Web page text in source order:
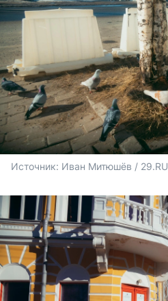
Источник: Иван Митюшёв / 29.RU